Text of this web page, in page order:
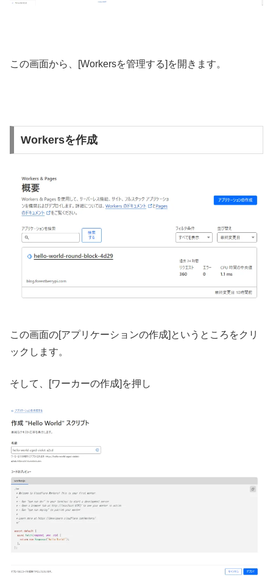
この画面から、[Workersを管理する]を開きます。
Workersを作成
この画面の[アプリケーションの作成]というところをクリ
ックします。
そして、[ワーカーの作成]を押し